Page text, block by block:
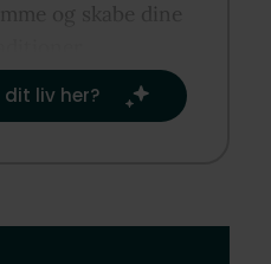
og skabe dine
liv her?​